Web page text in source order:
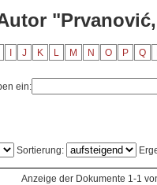
J K L M N O P Q
ein:
Sortierung:
Anzeige der Dokumente 1-1